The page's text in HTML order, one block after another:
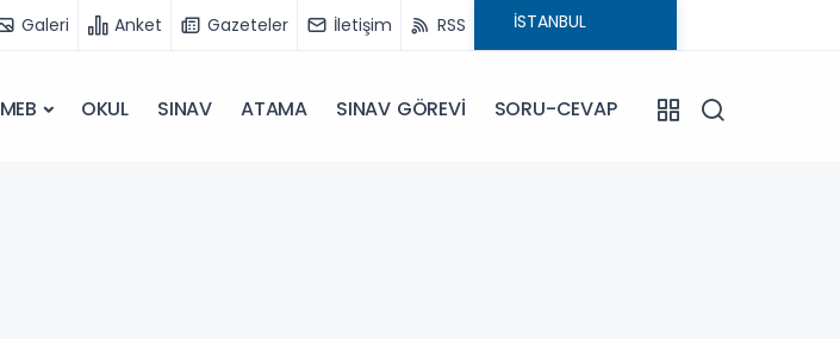
Galeri Anket Gazeteler İletişim RSS
MEB OKUL SINAV ATAMA SINAV GÖREVİ SORU-CEVAP